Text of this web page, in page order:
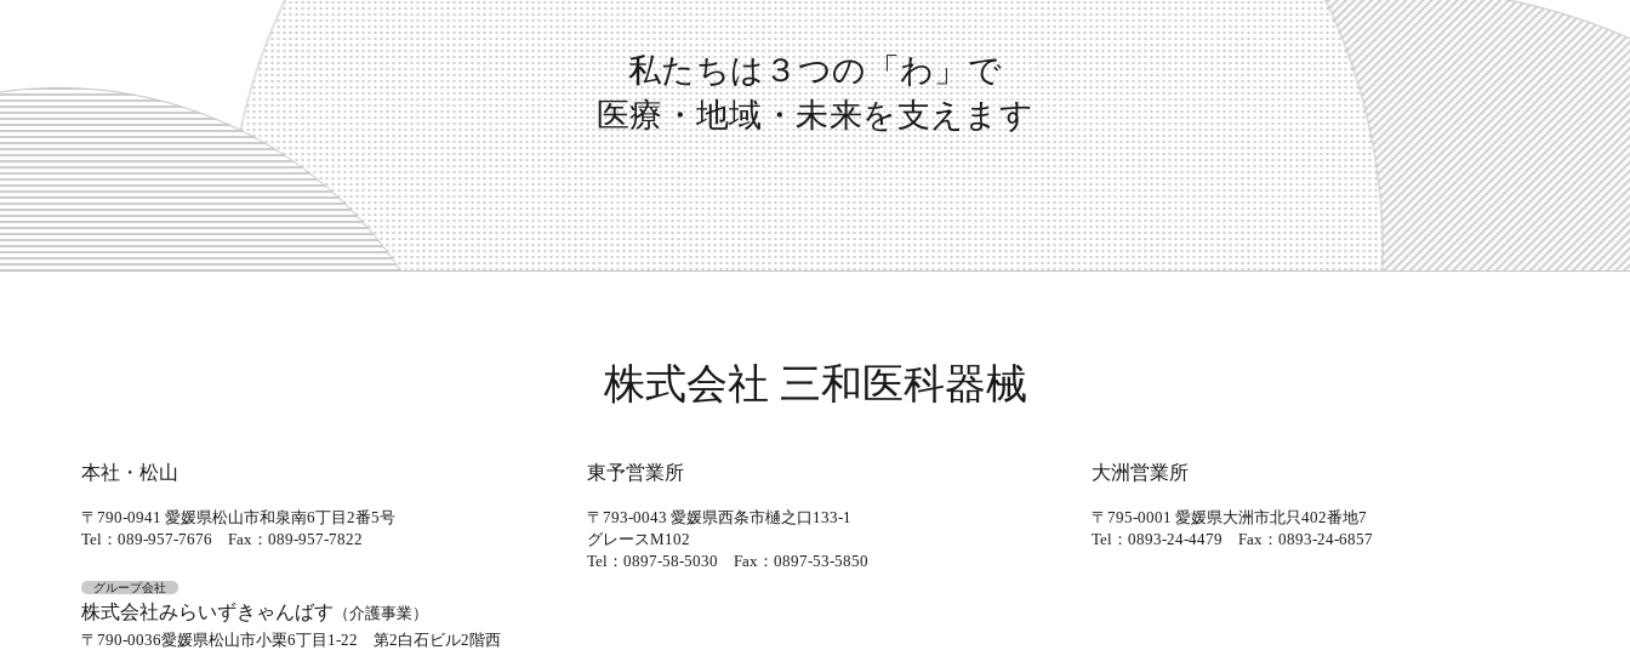
私たちは３つの「わ」で
医療・地域・未来を支えます
株式会社 三和医科器械
本社・松山
〒790-0941 愛媛県松山市和泉南6丁目2番5号
Tel：089-957-7676Fax：089-957-7822
東予営業所
〒793-0043 愛媛県西条市樋之口133-1
グレースM102
Tel：0897-58-5030 Fax：0897-53-5850
大洲営業所
〒795-0001 愛媛県大洲市北只402番地7
Tel：0893-24-4479Fax：0893-24-6857
グループ会社
株式会社みらいずきゃんばす （介護事業）
〒790-0036愛媛県松山市小栗6丁目1-22 第2白石ビル2階西